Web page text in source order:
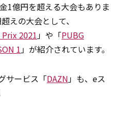
1億円を超える大会もありま
えの大会として、
2021」や「PUBG
1」が紹介されています。
サービス「DAZN」も、eス